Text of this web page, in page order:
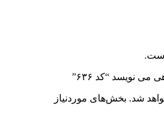
نویسد “کد ۶۳۶”
شد. بخش‌های موردنیاز